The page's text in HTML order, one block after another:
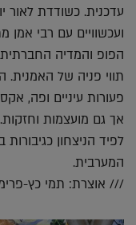
עדכנית. כשודדת לאור
ועכשוויים עם רבי אמן
הפופ והמדיה
תווי פניה של האמנית.
פעורות עיניים ופה,
אך גם מועצמות
לפיד הניצחון
המערבית.
/// אוצרת: תמי כץ-